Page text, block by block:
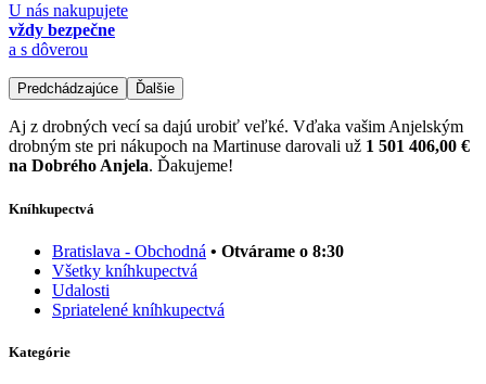
U nás nakupujete
vždy bezpečne
a s dôverou
Predchádzajúce Ďalšie
Aj z drobných vecí sa dajú urobiť veľké. Vďaka vašim Anjelským
drobným ste pri nákupoch na Martinuse darovali už 1 501 406,00 €
na Dobrého Anjela. Ďakujeme!
Kníhkupectvá
Bratislava - Obchodná • Otvárame o 8:30
Všetky kníhkupectvá
Udalosti
Spriatelené kníhkupectvá
Kategórie